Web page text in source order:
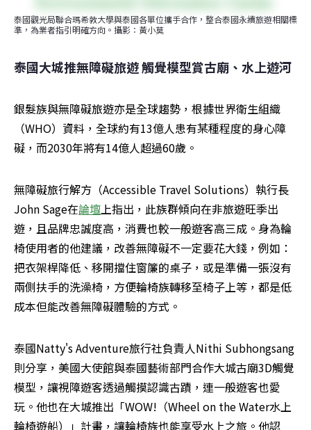
泰國觀光局聯合瑪希敦大學與泰國各單位攜手合作，整合泰國永續旅遊相關標
準，為業者指引明確方向。攝影：黃小莫
泰國大城推無障礙旅遊 觸覺模型賞古廟、水上遊河
銀髮族與無障礙旅遊亦是全球趨勢，根據世界衛生組織
（WHO）資料，全球約有13億人患有某種程度的身心障
礙，而2030年將有14億人超過60歲。
無障礙旅行解方（Accessible Travel Solutions）執行長
John Sage在論壇 上指出，此族群傾向在非旅遊旺季出
遊，且品牌忠誠度高，消費也較一般遊客高三成。身為輪
椅使用者的他建議，改善無障礙不一定要花大錢，例如：
把衣架桿降低、移開擋住窗簾的桌子，或是準備一張沒有
兩側扶手的洗澡椅，方便輪椅族轉移至椅子上等，都是低
成本但能改善無障礙體驗的方式。
泰國Natty's Adventure旅行社負責人Nithi Subhongsang
則分享，美國大使館與泰國藝術部門合作大城古廟3D觸覺
模型，讓視障遊客透過觸摸認識古蹟，連一般遊客也愛
玩。他也在大城推出「WOW!（Wheel on the Water水上
輪椅遊船）」計畫，讓輪椅族也能享受水上之旅。他認